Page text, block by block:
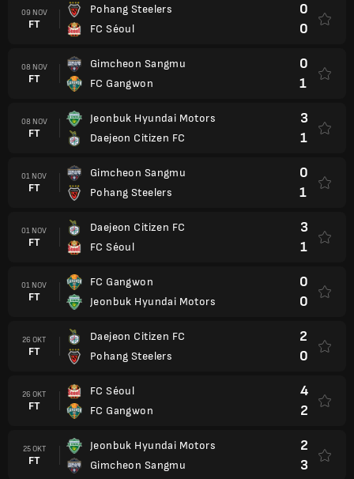
09 NOV
FT
Pohang Steelers
FC Séoul
0
0
08 NOV
FT
Gimcheon Sangmu
FC Gangwon
0
1
08 NOV
FT
Jeonbuk Hyundai Motors
Daejeon Citizen FC
3
1
01 NOV
FT
Gimcheon Sangmu
Pohang Steelers
0
1
01 NOV
FT
Daejeon Citizen FC
FC Séoul
3
1
01 NOV
FT
FC Gangwon
Jeonbuk Hyundai Motors
0
0
26 OKT
FT
Daejeon Citizen FC
Pohang Steelers
2
0
26 OKT
FT
FC Séoul
FC Gangwon
4
2
25 OKT
FT
Jeonbuk Hyundai Motors
Gimcheon Sangmu
2
3